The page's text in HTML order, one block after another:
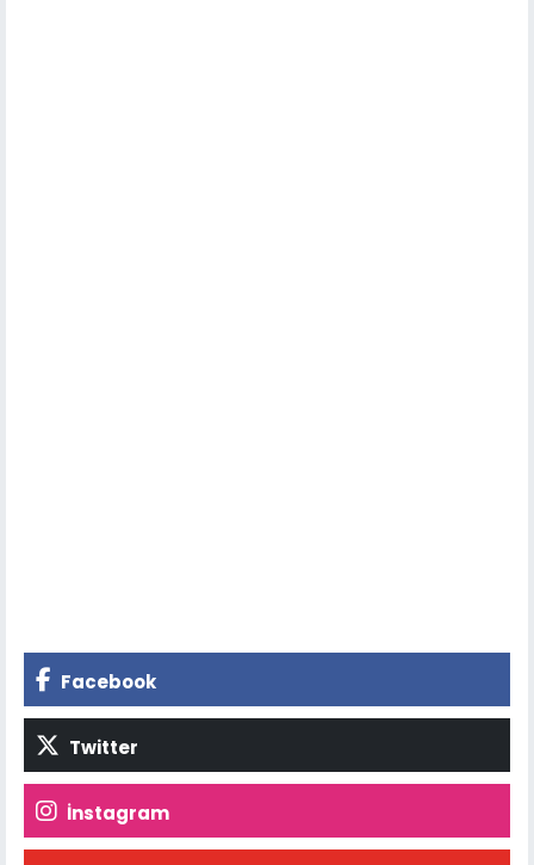
Facebook
Twitter
İnstagram